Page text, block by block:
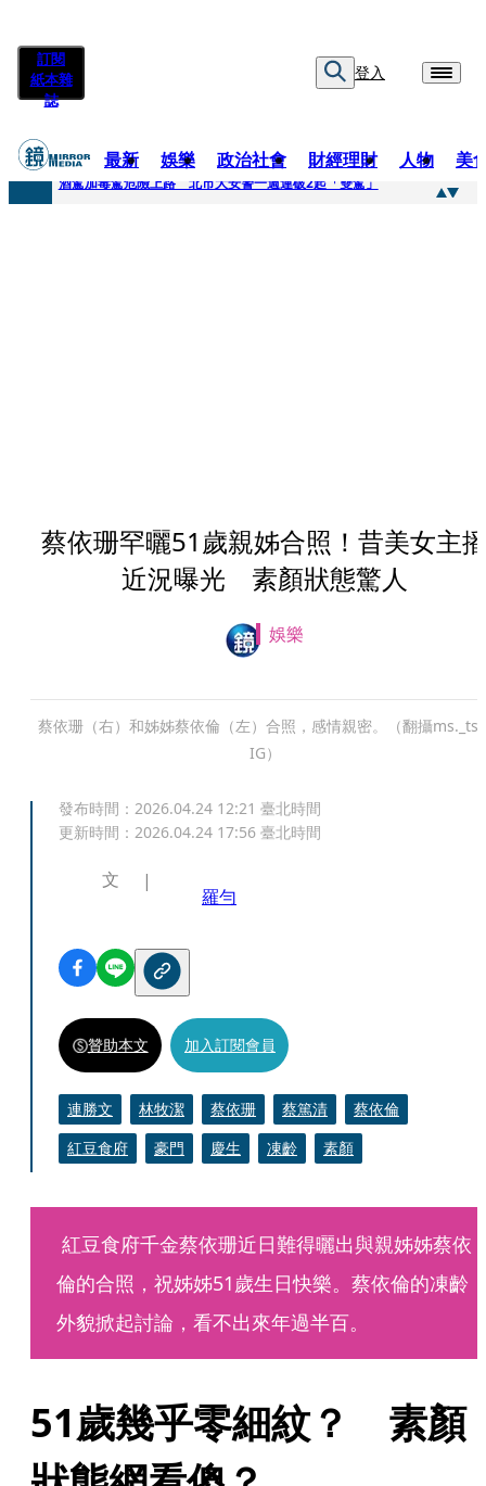
訂閱
紙本雜
誌
登入
最新 娛樂 政治社會 財經理財 人物 美
快訊
酒駕加毒駕危險上路 北市大安警一週連破2起「雙駕」
蔡依珊罕曬51歲親姊合照！昔美女主
近況曝光 素顏狀態驚人
娛樂
蔡依珊（右）和姊姊蔡依倫（左）合照，感情親密。（翻攝
IG）
發布時間： 2026.04.24 12:21 臺北時間
更新時間： 2026.04.24 17:56 臺北時間
文
羅勻
贊助本文 加入訂閱會員
連勝文 林牧潔 蔡依珊 蔡篤清
蔡依倫
紅豆食府
豪門 慶生 凍齡 素顏
倫的合照，祝姊姊51歲生日快樂。蔡依倫的凍齡
外貌掀起討論，看不出來年過半百。
51歲幾乎零細紋？　素顏